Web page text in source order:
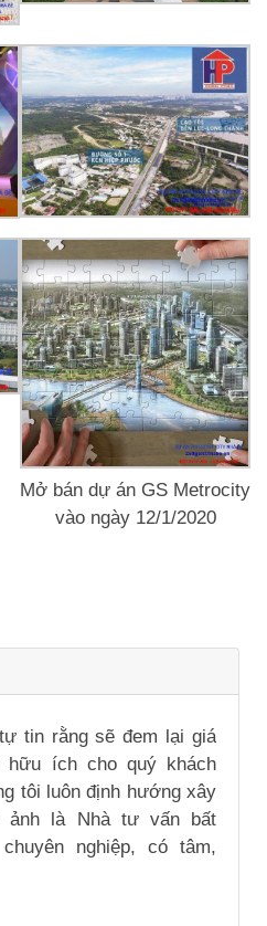
Mở bán dự án GS Metrocity
vào ngày 12/1/2020
tin rằng sẽ đem lại giá
ích cho quý khách
tôi luôn định hướng xây
ảnh là Nhà tư vấn bất
nghiệp, có tâm,